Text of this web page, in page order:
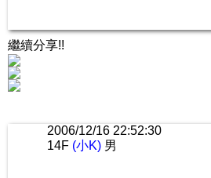
繼續分享!!
2006/12/16 22:52:30
14F (小K) 男